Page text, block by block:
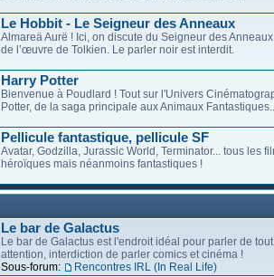
Le Hobbit - Le Seigneur des Anneaux
Almareä Aurë ! Ici, on discute du Seigneur des
de l’œuvre de Tolkien. Le parler noir est interdit.
Harry Potter
Bienvenue à Poudlard ! Tout sur l'Univers
Potter, de la saga principale aux Animaux
Pellicule fantastique, pellicule SF
Avatar, Godzilla, Jurassic World, Terminator... tous les
héroïques mais néanmoins fantastiques !
Le bar de Galactus
Le bar de Galactus est l'endroit idéal pour parler de
attention, interdiction de parler comics et cinéma !
Sous-forum:
Rencontres IRL (In Real Life)